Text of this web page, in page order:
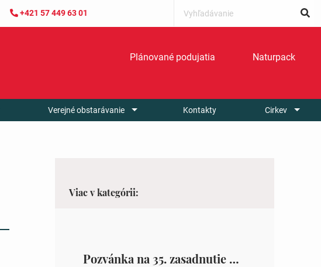
+421 57 449 63 01
Plánované podujatia Naturpack
Verejné obstarávanie Kontakty Cirkev
Viac v kategórii:
Pozvánka na 35. zasadnutie OZ v Zámutove